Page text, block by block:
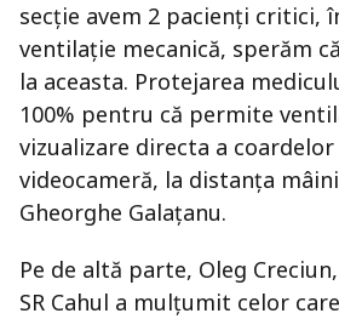
secție avem 2 pacienți critici,
ventilație mecanică, sperăm
la aceasta. Protejarea
100% pentru că permite
vizualizare directa a
videocameră, la distanța
Gheorghe Galațanu.
Pe de altă parte, Oleg
SR Cahul a mulțumit celor